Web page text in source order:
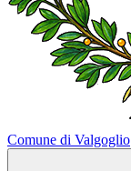
Comune di Valgoglio